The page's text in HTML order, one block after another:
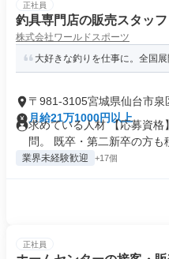
正社員
釣具専門店の販売スタッフ
株式会社ワールドスポーツ
大好きな釣りを仕事に。全国
〒981-3105宮城県仙台市泉
月給21万1000円以上
求めている人材 【応募資
問。 既卒・第二新卒の方も
業界未経験歓迎 +17個
正社員